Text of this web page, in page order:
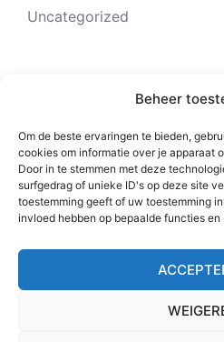
Beheer
Om de beste ervaringen te bieden,
cookies om informatie over je apparaat
Door in te stemmen met deze
surfgedrag of unieke ID's op deze site
toestemming geeft of uw toestemming
invloed hebben op bepaalde functies en
Uncategorized
Login
Vermeldingen feed
Reacties feed
WordPress.org